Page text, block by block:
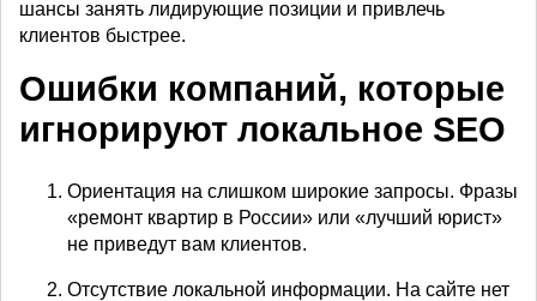
шансы занять лидирующие позиции и привлечь
клиентов быстрее.
Ошибки компаний, которые
игнорируют локальное SEO
Ориентация на слишком широкие запросы. Фразы
«ремонт квартир в России» или «лучший юрист»
не приведут вам клиентов.
Отсутствие локальной информации. На сайте нет